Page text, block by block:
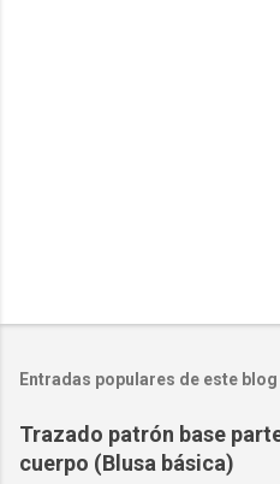
Entradas populares de este blog
Trazado patrón base
cuerpo (Blusa básica)